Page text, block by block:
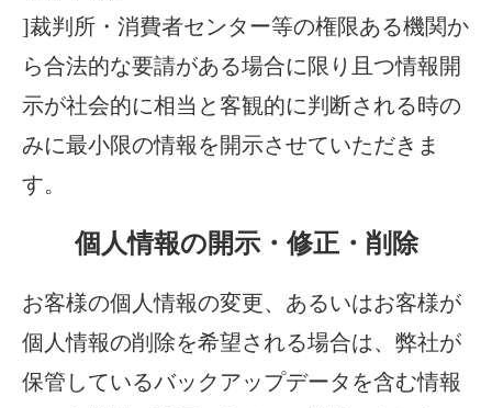
]裁判所・消費者センター等の権限ある機関か
ら合法的な要請がある場合に限り且つ情報開
示が社会的に相当と客観的に判断される時の
みに最小限の情報を開示させていただきま
す。
個人情報の開示・修正・削除
お客様の個人情報の変更、あるいはお客様が
個人情報の削除を希望される場合は、弊社が
保管しているバックアップデータを含む情報